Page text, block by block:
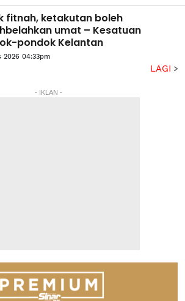
fitnah, ketakutan boleh
umat – Kesatuan
pondok Kelantan
2026 04:33pm
LAGI
- IKLAN -